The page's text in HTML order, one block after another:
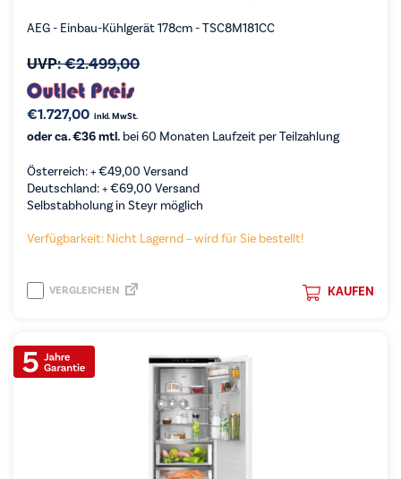
AEG - Einbau-Kühlgerät 178cm - TSC8M181CC
UVP:€2.499,00
€1.727,00 inkl. MwSt.
oder ca. €36 mtl. bei 60 Monaten Laufzeit per Teilzahlung
Österreich: +€49,00 Versand
Deutschland: +€69,00 Versand
Selbstabholung in Steyr möglich
Verfügbarkeit: Nicht Lagernd – wird für Sie bestellt!
KAUFEN
VERGLEICHEN